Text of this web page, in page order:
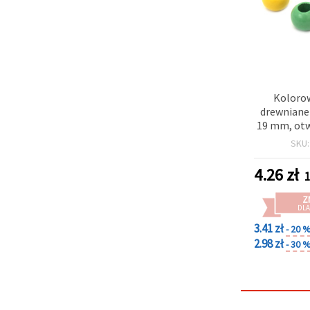
drewniane
19 mm,
SKU:
4.26zł
3.41 zł- 20
2.98 zł- 30